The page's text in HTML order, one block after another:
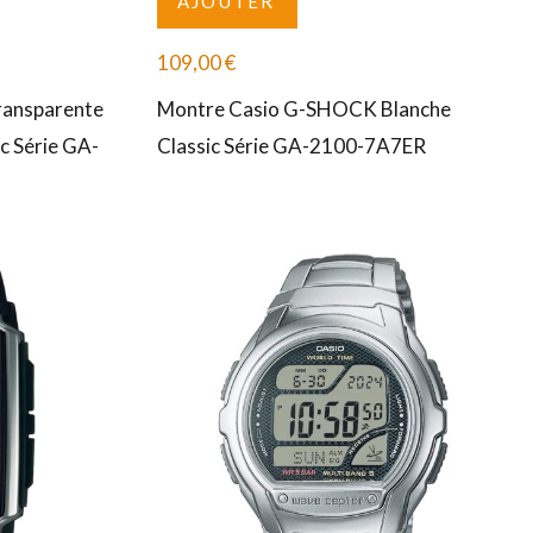
Série GA-
109,00€
Montre Casio G-SHOCK Blanche
Classic Série GA-2100-7A7ER